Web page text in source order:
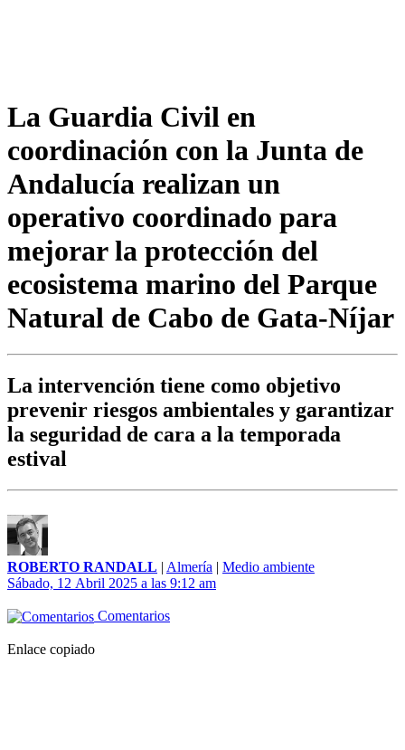
La Guardia Civil en
coordinación con la Junta de
Andalucía realizan un
operativo coordinado para
mejorar la protección del
ecosistema marino del Parque
Natural de Cabo de Gata-Níjar
La intervención tiene como objetivo
prevenir riesgos ambientales y garantizar
la seguridad de cara a la temporada
estival
ROBERTO RANDALL | Almería | Medio ambiente
Sábado, 12 Abril 2025 a las 9:12 am
Comentarios
Enlace copiado